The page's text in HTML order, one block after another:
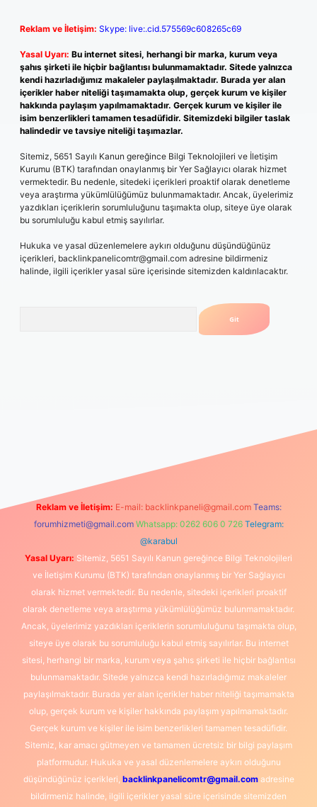
Reklam ve İletişim: Skype: live:.cid.575569c608265c69
Yasal Uyarı: Bu internet sitesi, herhangi bir marka, kurum veya
şahıs şirketi ile hiçbir bağlantısı bulunmamaktadır. Sitede yalnızca
kendi hazırladığımız makaleler paylaşılmaktadır. Burada yer alan
içerikler haber niteliği taşımamakta olup, gerçek kurum ve kişiler
hakkında paylaşım yapılmamaktadır. Gerçek kurum ve kişiler ile
isim benzerlikleri tamamen tesadüfidir. Sitemizdeki bilgiler taslak
halindedir ve tavsiye niteliği taşımazlar.
Sitemiz, 5651 Sayılı Kanun gereğince Bilgi Teknolojileri ve İletişim
Kurumu (BTK) tarafından onaylanmış bir Yer Sağlayıcı olarak hizmet
vermektedir. Bu nedenle, sitedeki içerikleri proaktif olarak denetleme
veya araştırma yükümlülüğümüz bulunmamaktadır. Ancak, üyelerimiz
yazdıkları içeriklerin sorumluluğunu taşımakta olup, siteye üye olarak
bu sorumluluğu kabul etmiş sayılırlar.
Hukuka ve yasal düzenlemelere aykırı olduğunu düşündüğünüz
içerikleri, backlinkpanelicomtr@gmail.com adresine bildirmeniz
halinde, ilgili içerikler yasal süre içerisinde sitemizden kaldırılacaktır.
betexper yeni giriş
Reklam ve İletişim: E-mail: backlinkpaneli@gmail.com Teams:
forumhizmeti@gmail.com Whatsapp: 0262 606 0 726 Telegram:
@karabul
Yasal Uyarı: Sitemiz, 5651 Sayılı Kanun gereğince Bilgi Teknolojileri
ve İletişim Kurumu (BTK) tarafından onaylanmış bir Yer Sağlayıcı
olarak hizmet vermektedir. Bu nedenle, sitedeki içerikleri proaktif
olarak denetleme veya araştırma yükümlülüğümüz bulunmamaktadır.
Ancak, üyelerimiz yazdıkları içeriklerin sorumluluğunu taşımakta olup,
siteye üye olarak bu sorumluluğu kabul etmiş sayılırlar. Bu internet
sitesi, herhangi bir marka, kurum veya şahıs şirketi ile hiçbir bağlantısı
bulunmamaktadır. Sitede yalnızca kendi hazırladığımız makaleler
paylaşılmaktadır. Burada yer alan içerikler haber niteliği taşımamakta
olup, gerçek kurum ve kişiler hakkında paylaşım yapılmamaktadır.
Gerçek kurum ve kişiler ile isim benzerlikleri tamamen tesadüfidir.
Sitemiz, kar amacı gütmeyen ve tamamen ücretsiz bir bilgi paylaşım
platformudur. Hukuka ve yasal düzenlemelere aykırı olduğunu
düşündüğünüz içerikleri, backlinkpanelicomtr@gmail.comadresine
bildirmeniz halinde, ilgili içerikler yasal süre içerisinde sitemizden